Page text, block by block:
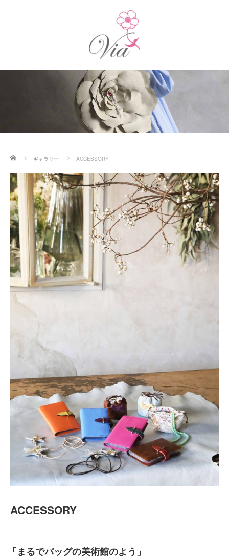
ホーム ギャラリー ACCESSORY
ACCESSORY
「まるでバッグの美術館のよう」